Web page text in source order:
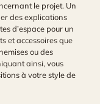
le projet. Un
des explications
d’espace pour un
et accessoires que
ou des
ainsi, vous
à votre style de